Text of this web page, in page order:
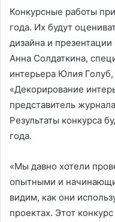
Конкурсные работы
года. Их будут
дизайна и
Анна Солдаткина,
интерьера Юлия
«Декорирование
представитель
Результаты конкурса
года.
«Мы давно хотели
опытными и
видим, как они
проектах. Этот